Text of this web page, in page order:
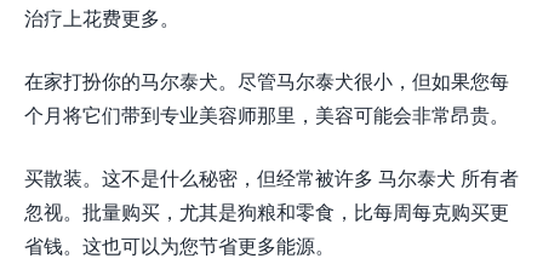
治疗上花费更多。
在家打扮你的马尔泰犬。尽管马尔泰犬很小，但如果您每
个月将它们带到专业美容师那里，美容可能会非常昂贵。
买散装。这不是什么秘密，但经常被许多 马尔泰犬 所有者
忽视。批量购买，尤其是狗粮和零食，比每周每克购买更
省钱。这也可以为您节省更多能源。